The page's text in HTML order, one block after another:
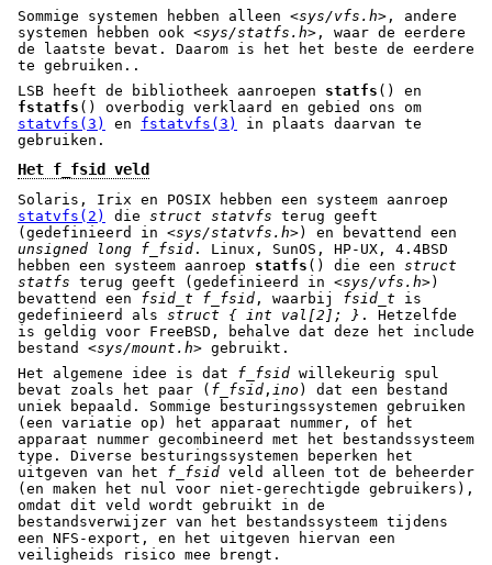
Sommige systemen hebben alleen <sys/vfs.h> , andere
systemen hebben ook <sys/statfs.h> , waar de eerdere
de laatste bevat. Daarom is het het beste de eerdere
te gebruiken..
LSB heeft de bibliotheek aanroepen statfs () en
fstatfs () overbodig verklaard en gebied ons om
statvfs(3)
en fstatvfs(3)
in plaats daarvan te
gebruiken.
Het f_fsid veld
Solaris, Irix en POSIX hebben een systeem aanroep
statvfs(2)
die struct statvfs terug geeft
(gedefinieerd in <sys/statvfs.h>) en bevattend een
unsigned long f_fsid . Linux, SunOS, HP-UX, 4.4BSD
hebben een systeem aanroep statfs () die een struct
statfs terug geeft (gedefinieerd in <sys/vfs.h>)
bevattend een fsid_t f_fsid , waarbij fsid_t is
gedefinieerd als struct { int val[2]; } . Hetzelfde
is geldig voor FreeBSD, behalve dat deze het include
bestand <sys/mount.h> gebruikt.
Het algemene idee is dat f_fsid willekeurig spul
bevat zoals het paar ( f_fsid , ino ) dat een bestand
uniek bepaald. Sommige besturingssystemen gebruiken
(een variatie op) het apparaat nummer, of het
apparaat nummer gecombineerd met het bestandssysteem
type. Diverse besturingssystemen beperken het
uitgeven van het f_fsid veld alleen tot de beheerder
(en maken het nul voor niet-gerechtigde gebruikers),
omdat dit veld wordt gebruikt in de
bestandsverwijzer van het bestandssysteem tijdens
een NFS-export, en het uitgeven hiervan een
veiligheids risico mee brengt.